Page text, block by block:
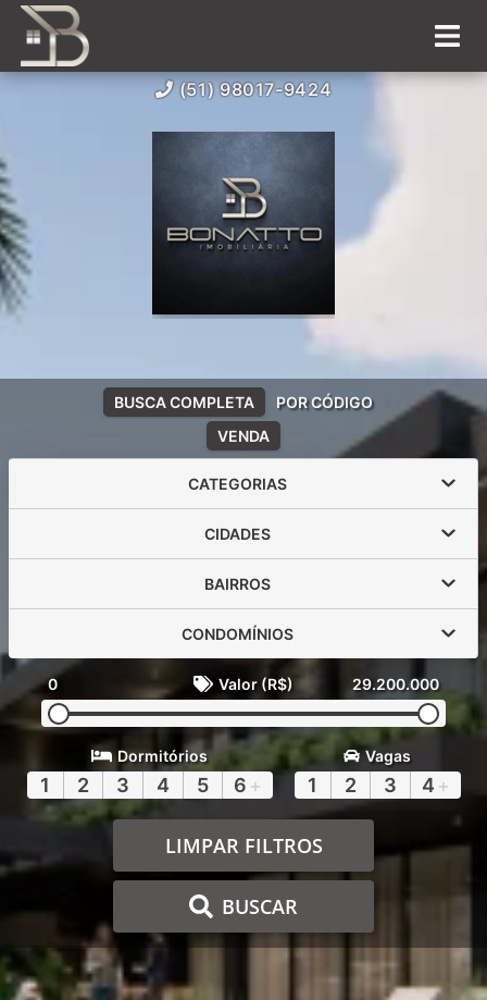
(51) 98017-9424
VENDA
BUSCA COMPLETA POR CÓDIGO
CATEGORIAS
CIDADES
BAIRROS
CONDOMÍNIOS
0 Valor (R$) 29.200.000
Dormitórios
1 2 3 4 5 6 +
Vagas
1 2 3 4 +
LIMPAR FILTROS
BUSCAR